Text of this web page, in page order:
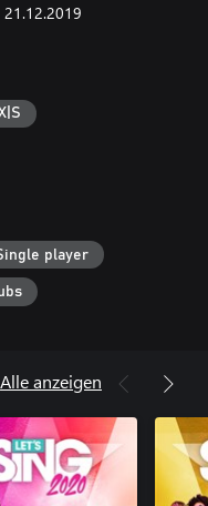
21.12.2019
player
Alle anzeigen